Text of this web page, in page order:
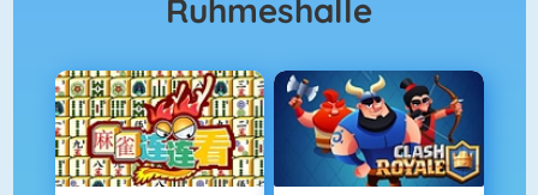
Ruhmeshalle